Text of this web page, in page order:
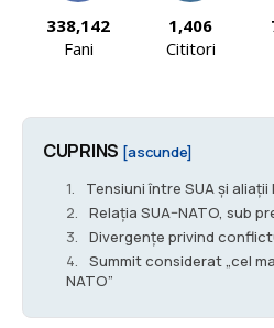
338,142
Fani
1,406
Cititori
CUPRINS [ascunde]
Tensiuni între SUA și aliații
Relația SUA–NATO, sub
Divergențe privind
Summit considerat „cel
NATO”